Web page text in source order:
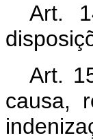
Art.
Art.
causa,